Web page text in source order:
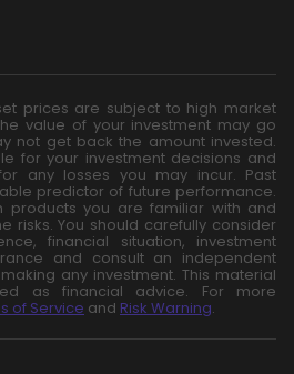
prices are subject to high market
value of your investment may go
not get back the amount invested.
for your investment decisions and
any losses you may incur. Past
predictor of future performance.
products you are familiar with and
risks. You should carefully consider
financial situation, investment
and consult an independent
any investment. This material
as financial advice. For more
of Service and Risk Warning.